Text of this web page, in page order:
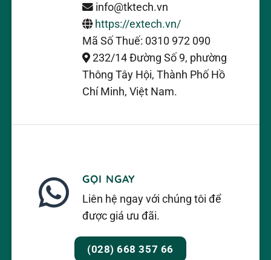
info@tktech.vn
https://extech.vn/
Mã Số Thuế: 0310 972 090
232/14 Đường Số 9, phường
Thông Tây Hội, Thành Phố Hồ
Chí Minh, Việt Nam.
GỌI NGAY
Liên hệ ngay với chúng tôi để
được giá ưu đãi.
(028) 668 357 66